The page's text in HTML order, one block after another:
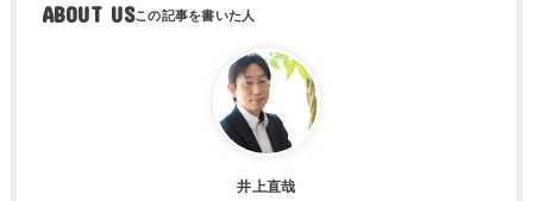
ABOUT US
井上直哉